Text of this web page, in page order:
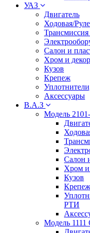
УАЗ
Двигатель
Ходовая/
Салон и
Хром и декор
Кузов
Крепеж
Аксессуары
В.А.З
Модель
Салон
Хром и
Кузов
Крепеж
РТИ
Модель